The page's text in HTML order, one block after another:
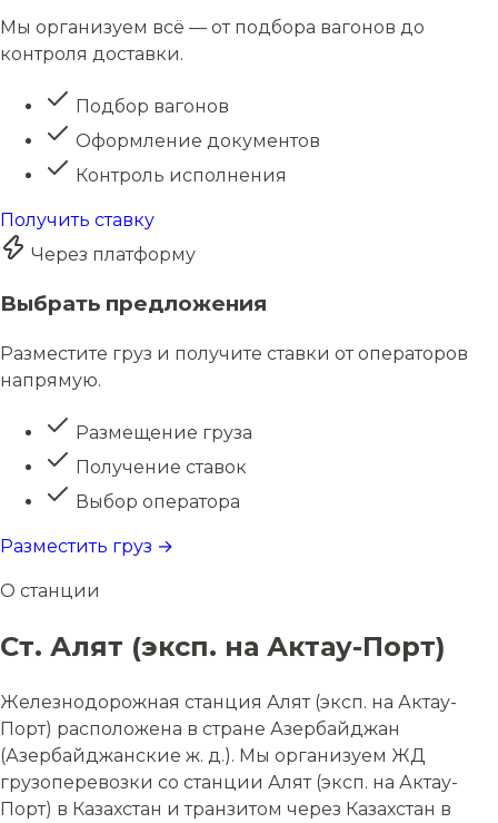
Мы организуем всё — от подбора вагонов до
контроля доставки.
Подбор вагонов
Оформление документов
Контроль исполнения
Получить ставку
Через платформу
Выбрать предложения
Разместите груз и получите ставки от операторов
напрямую.
Размещение груза
Получение ставок
Выбор оператора
Разместить груз →
О станции
Ст. Алят (эксп. на Актау-Порт)
Железнодорожная станция Алят (эксп. на Актау-
Порт) расположена в стране Азербайджан
(Азербайджанские ж. д.). Мы организуем ЖД
грузоперевозки со станции Алят (эксп. на Актау-
Порт) в Казахстан и транзитом через Казахстан в